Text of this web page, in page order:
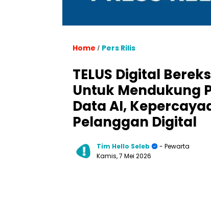
Home / Pers Rilis
TELUS Digital
Untuk Mendukung
Data AI,
Pelanggan Digital
Tim Hello Seleb
- Pewarta
Kamis, 7 Mei 2026